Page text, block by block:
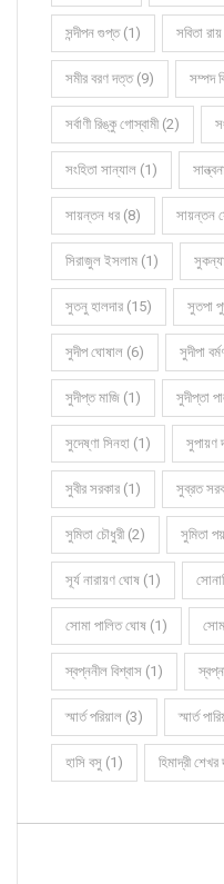
সন্দীপন গুপ্ত (1) সবিতা
সমীর বরণ দত্ত (9) সম্পদ
সর্বাণী রিঙ্কু গোস্বামী (2)
সংহিতা সান্যাল (1)
সায়ন্তন ধর (8) সায়ন্তন
সিরাজুল ইসলাম (1)
সুতনু হালদার (15) সুতপা
সুদীপ ঘোষাল (6) সুদীপা
সুদীপ্ত মাজি (1) সুদীপ্তা
সুদেষ্ণা সিনহা (1) সুপায়ণ
সুবীর সরকার (1) সুব্রত
সুমিতা চৌধুরী (2) সুমিতা
সূর্য নারায়ণ ঘোষ (1)
সোমা পালিত ঘোষ (1)
স্বপ্ননীল বিশ্বাস (1)
স্মার্ত পরিয়াল (3) স্মার্ত
হাসি বসু (1) হিমাদ্রী